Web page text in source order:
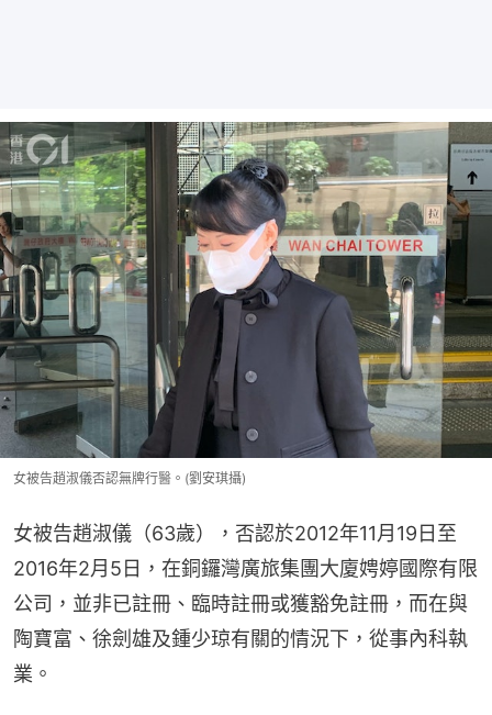
女被告趙淑儀否認無牌行醫。(劉安琪攝)
女被告趙淑儀（63歲），否認於2012年11月19日至
2016年2月5日，在銅鑼灣廣旅集團大廈娉婷國際有限
公司，並非已註冊、臨時註冊或獲豁免註冊，而在與
陶寶富、徐劍雄及鍾少琼有關的情況下，從事內科執
業。